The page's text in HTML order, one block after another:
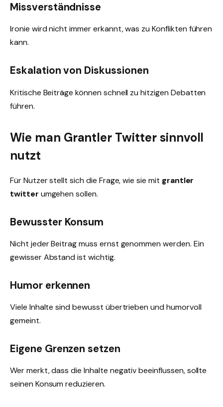
Missverständnisse
Ironie wird nicht immer erkannt, was zu Konflikten führen
kann.
Eskalation von Diskussionen
Kritische Beiträge können schnell zu hitzigen Debatten
führen.
Wie man Grantler Twitter sinnvoll
nutzt
Für Nutzer stellt sich die Frage, wie sie mit grantler
twitter umgehen sollen.
Bewusster Konsum
Nicht jeder Beitrag muss ernst genommen werden. Ein
gewisser Abstand ist wichtig.
Humor erkennen
Viele Inhalte sind bewusst übertrieben und humorvoll
gemeint.
Eigene Grenzen setzen
Wer merkt, dass die Inhalte negativ beeinflussen, sollte
seinen Konsum reduzieren.